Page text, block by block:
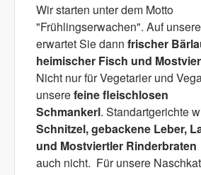
Wir starten unter dem Motto
"Frühlingserwachen". Auf
erwartet Sie dann frischer
heimischer Fisch und
Nicht nur für Vegetarier und
unserefeine fleischlosen
Schmankerl. Standartgerichte
Schnitzel, gebackene Leber,
und Mostviertler Rinderbraten
auch nicht. Für unsere